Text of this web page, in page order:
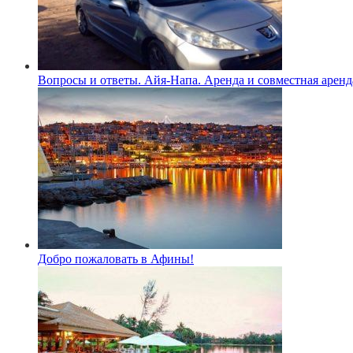
Вопросы и ответы. Айя-Напа. Аренда и совместная
Добро пожаловать в Афины!